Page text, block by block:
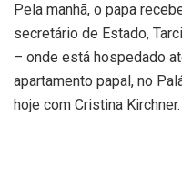
Pela manhã, o papa
secretário de Estado,
– onde está hospedado
apartamento papal, no
hoje com Cristina Kirchner.